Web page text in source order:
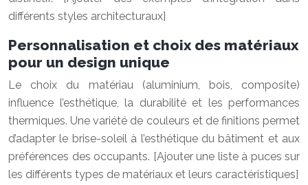
différents styles architecturaux]
Personnalisation et choix des matériaux
pour un design unique
Le choix du matériau (aluminium, bois, composite)
influence l’esthétique, la durabilité et les performances
thermiques. Une variété de couleurs et de finitions permet
d’adapter le brise-soleil à l’esthétique du bâtiment et aux
préférences des occupants. [Ajouter une liste à puces sur
les différents types de matériaux et leurs caractéristiques]